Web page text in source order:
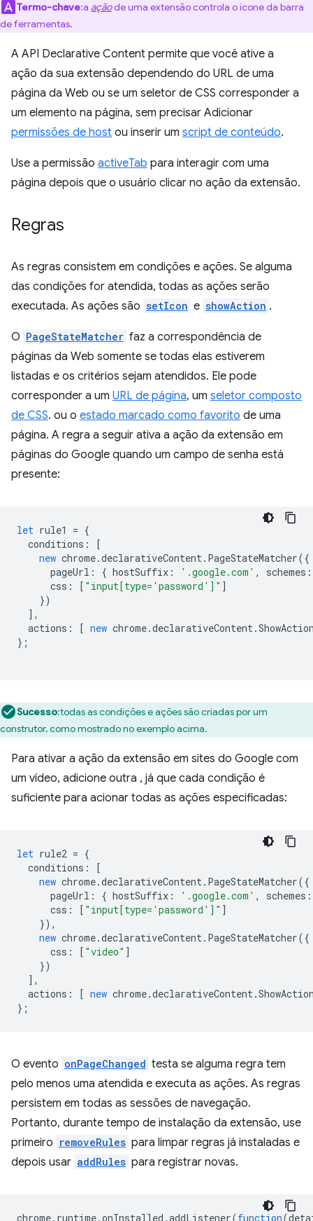
Termo-chave:a açãode uma extensão controla o ícone da barra
de ferramentas.
A API Declarative Content permite que você ative a
ação da sua extensão dependendo do URL de uma
página da Web ou se um seletor de CSS corresponder a
um elemento na página, sem precisar Adicionar
permissões de host ou inserir um script de conteúdo.
Use a permissão activeTab para interagir com uma
página depois que o usuário clicar no ação da extensão.
Regras
As regras consistem em condições e ações. Se alguma
das condições for atendida, todas as ações serão
executada. As ações são setIcon e showAction .
O PageStateMatcher faz a correspondência de
páginas da Web somente se todas elas estiverem
listadas e os critérios sejam atendidos. Ele pode
corresponder a um URL de página, um seletor composto
de CSS. ou o estado marcado como favorito de uma
página. A regra a seguir ativa a ação da extensão em
páginas do Google quando um campo de senha está
presente:
let rule1 = {
conditions :
[
new chrome.declarativeContent. PageStateMatcher({
pageUrl : { hostSuffix : '.google.com' , schemes :
css : [ "input[type='password']" ]
})
],
actions : [ new chrome.declarativeContent.
};
Sucesso:todas as condições e ações são criadas por um
construtor, como mostrado no exemplo acima.
Para ativar a ação da extensão em sites do Google com
um vídeo, adicione outra , já que cada condição é
suficiente para acionar todas as ações especificadas:
let rule2 = {
conditions :
[
new chrome.declarativeContent. PageStateMatcher({
pageUrl : { hostSuffix : '.google.com' , schemes :
css : [ "input[type='password']" ]
}),
new chrome.declarativeContent. PageStateMatcher({
css : [ "video" ]
})
],
actions : [ new chrome.declarativeContent.
};
O evento onPageChanged testa se alguma regra tem
pelo menos uma atendida e executa as ações. As regras
persistem em todas as sessões de navegação.
Portanto, durante tempo de instalação da extensão, use
primeiro removeRules para limpar regras já instaladas e
depois usar addRules para registrar novas.
chrome. runtime.onInstalled .addListener(function(